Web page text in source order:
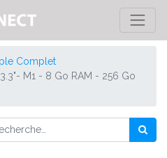
Complet
M1 - 8 Go RAM - 256 Go